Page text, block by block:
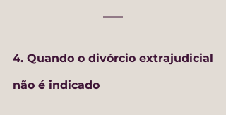
4. Quando o divórcio extrajudicial
não é indicado